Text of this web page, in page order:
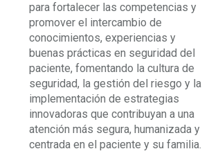
para fortalecer las competencias y
promover el intercambio de
conocimientos, experiencias y
buenas prácticas en seguridad del
paciente, fomentando la cultura de
seguridad, la gestión del riesgo y la
implementación de estrategias
innovadoras que contribuyan a una
atención más segura, humanizada y
centrada en el paciente y su familia.